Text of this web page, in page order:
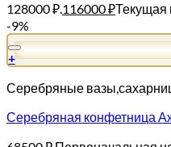
128000 ₽.116000₽Текущая
-9%
+
Серебряные
Серебряная конфетница